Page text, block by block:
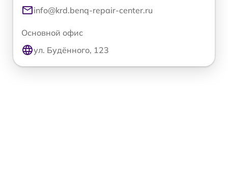
info@krd.benq-repair-center.ru
Основной офис
ул. Будённого, 123